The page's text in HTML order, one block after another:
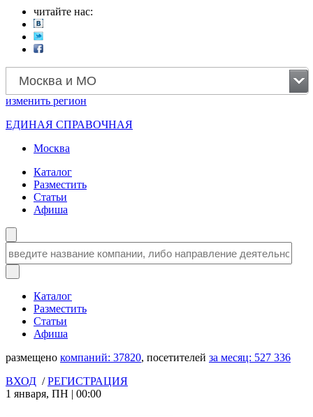
читайте нас:
Москва и МО
изменить регион
ЕДИНАЯ СПРАВОЧНАЯ
Москва
Каталог
Разместить
Статьи
Афиша
Каталог
Разместить
Статьи
Афиша
размещено компаний: 37820, посетителей за месяц: 527 336
ВХОД /РЕГИСТРАЦИЯ
1 января, ПН | 00:00